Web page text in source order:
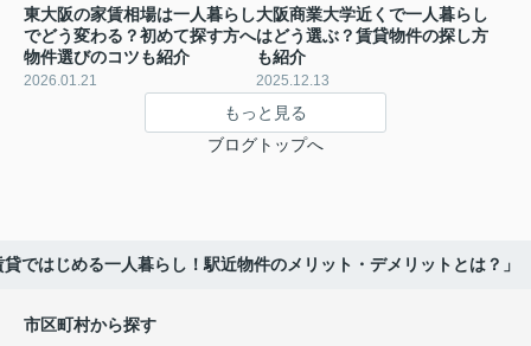
東大阪の家賃相場は一人暮らし
でどう変わる？初めて探す方へ
物件選びのコツも紹介
2026.01.21
大阪商業大学近くで一人暮らし
はどう選ぶ？賃貸物件の探し方
も紹介
2025.12.13
もっと見る
ブログトップへ
貸ではじめる一人暮らし！駅近物件のメリット・デメリットとは？」
市区町村から探す